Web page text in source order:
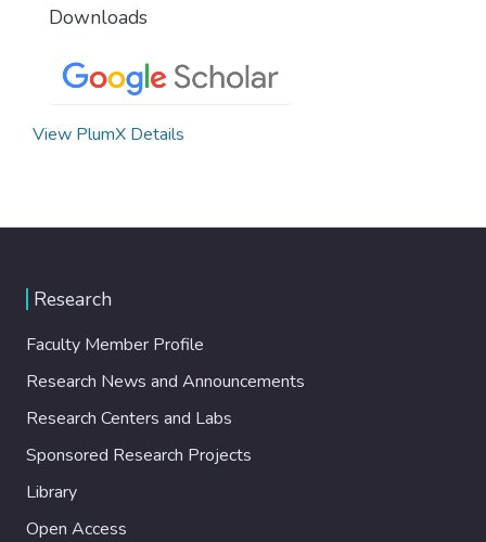
Downloads
View PlumX Details
Research
Faculty Member Profile
Research News and Announcements
Research Centers and Labs
Sponsored Research Projects
Library
Open Access